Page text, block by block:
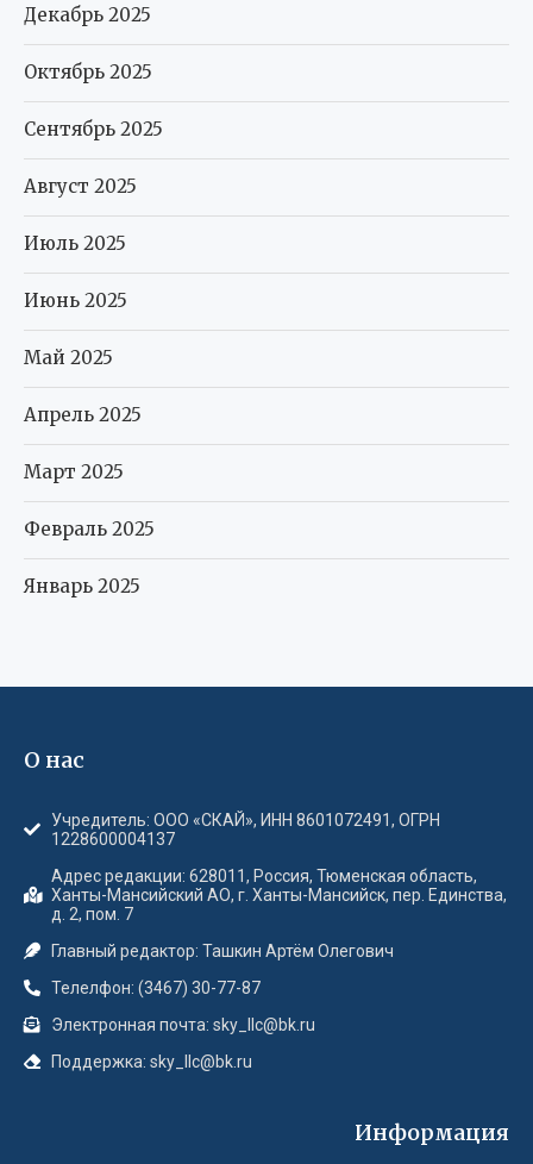
Декабрь 2025
Октябрь 2025
Сентябрь 2025
Август 2025
Июль 2025
Июнь 2025
Май 2025
Апрель 2025
Март 2025
Февраль 2025
Январь 2025
О нас
Учредитель: ООО «СКАЙ», ИНН 8601072491, ОГРН
1228600004137
Адрес редакции: 628011, Россия, Тюменская область,
Ханты-Мансийский АО, г. Ханты-Мансийск, пер. Единства,
д. 2, пом. 7
Главный редактор: Ташкин Артём Олегович
Телелфон: (3467) 30-77-87
Электронная почта: sky_llc@bk.ru
Поддержка: sky_llc@bk.ru
Информация